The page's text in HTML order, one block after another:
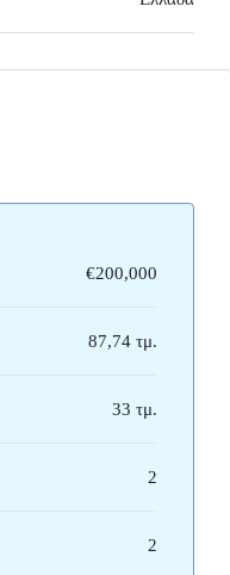
€200,000
87,74 τμ.
33 τμ.
2
2